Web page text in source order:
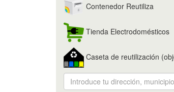
Contenedor Reutiliza
Tienda Electrodomésticos
Caseta de reutilización